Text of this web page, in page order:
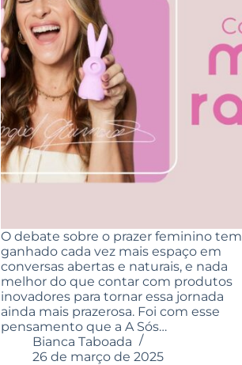
O debate sobre o prazer feminino tem
ganhado cada vez mais espaço em
conversas abertas e naturais, e nada
melhor do que contar com produtos
inovadores para tornar essa jornada
ainda mais prazerosa. Foi com esse
pensamento que a A Sós…
Bianca Taboada
26 de março de 2025